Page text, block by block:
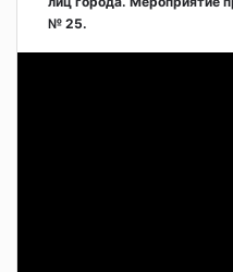
№ 25.